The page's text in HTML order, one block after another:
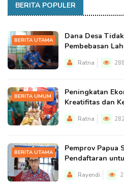
BERITA POPULER
BERITA UTAMA
Dana Desa
Pembebasan
Ratna
BERITA UMUM
Peningkatan
Kreatifitas dan
Ratna
BERITA UTAMA
Pemprov Papua
Pendaftaran
Rayendi